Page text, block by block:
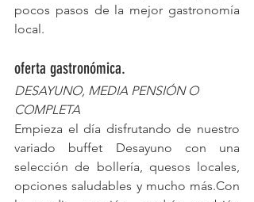
pocos pasos de la mejor gastronomía
local.
oferta gastronómica.
DESAYUNO, MEDIA PENSIÓN O
COMPLETA
Empieza el día disfrutando de nuestro
variado buffet Desayuno con una
selección de bollería, quesos locales,
opciones saludables y mucho más.Con